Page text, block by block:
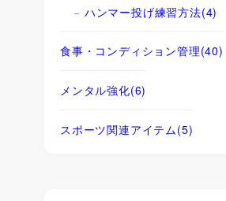
ハンマー投げ練習方法(4)
食事・コンディション管理(40)
メンタル強化(6)
スポーツ関連アイテム(5)